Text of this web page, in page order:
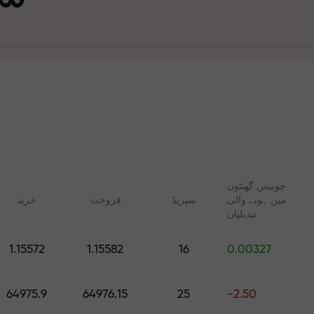
تجارت
آپ کا
خرید فروخت سپریڈ
چوبیس گھنٹوں
میں ہونے والی
تبدیلیاں
1.15572 1.15582 16 0.00327
64975.9 64976.15 25 -2.50
مراحل کے لیے کورسز اور ویبنرز
روزانہ کی پیش گوئیاں